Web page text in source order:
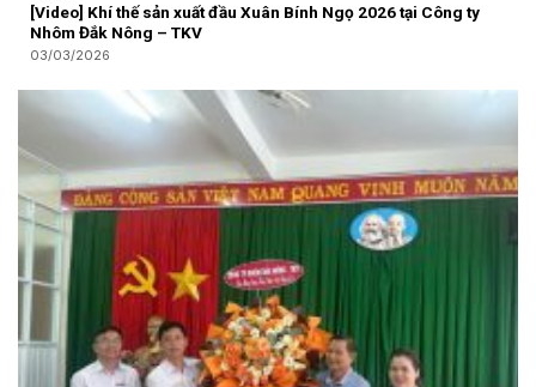
[Video] Khí thế sản xuất đầu Xuân Bính Ngọ 2026 tại Công ty
Nhôm Đắk Nông – TKV
03/03/2026